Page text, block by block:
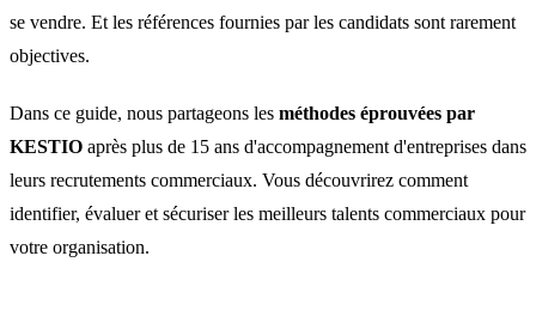
se vendre. Et les références fournies par les candidats sont rarement
objectives.
Dans ce guide, nous partageons les méthodes éprouvées par
KESTIO après plus de 15 ans d'accompagnement d'entreprises dans
leurs recrutements commerciaux. Vous découvrirez comment
identifier, évaluer et sécuriser les meilleurs talents commerciaux pour
votre organisation.